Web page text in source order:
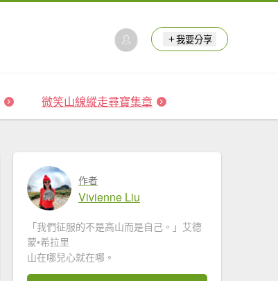
我要分享
微笑山線縱走尋寶集章
作者
Vivienne Liu
「我們征服的不是高山而是自己。」艾德
蒙•希拉里
山在哪兒心就在哪。